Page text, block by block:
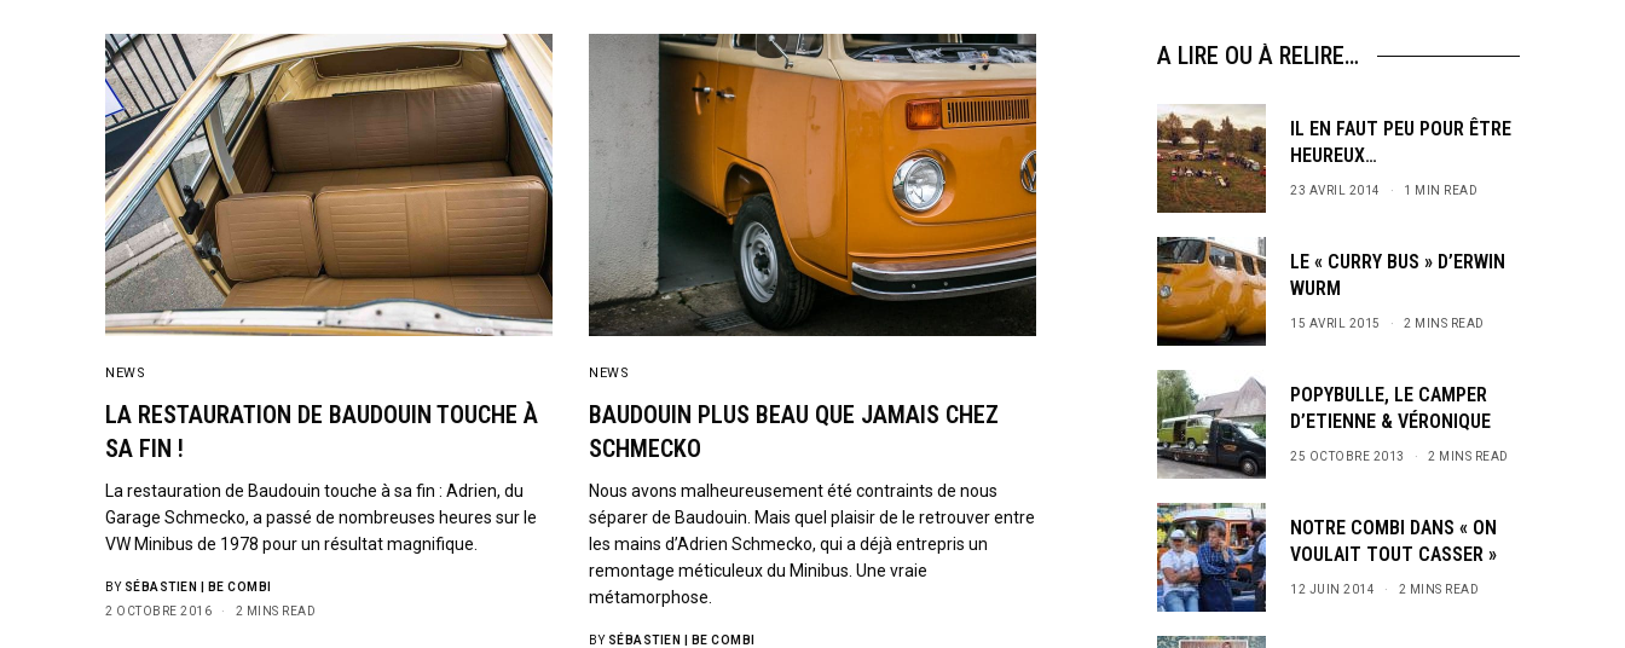
Sign Up to Our Newsletter
Get notified about exclusive offers every
week!
SIGN UP
I would like to receive news and special offers.
NEWS
LA RESTAURATION DE BAUDOUIN TOUCHE À
SA FIN !
La restauration de Baudouin touche à sa fin : Adrien, du
Garage Schmecko, a passé de nombreuses heures sur le
VW Minibus de 1978 pour un résultat magnifique.
BY SÉBASTIEN | BE COMBI
2 OCTOBRE 2016
2 MINS READ
NEWS
BAUDOUIN PLUS BEAU QUE JAMAIS CHEZ
SCHMECKO
Nous avons malheureusement été contraints de nous
séparer de Baudouin. Mais quel plaisir de le retrouver entre
les mains d’Adrien Schmecko, qui a déjà entrepris un
remontage méticuleux du Minibus. Une vraie
métamorphose.
BY SÉBASTIEN | BE COMBI
A LIRE OU À RELIRE…
IL EN FAUT PEU POUR ÊTRE
HEUREUX…
23 AVRIL 2014 1 MIN READ
LE « CURRY BUS » D’ERWIN
WURM
15 AVRIL 2015 2 MINS READ
POPYBULLE, LE CAMPER
D’ETIENNE & VÉRONIQUE
25 OCTOBRE 2013 2 MINS READ
NOTRE COMBI DANS « ON
VOULAIT TOUT CASSER »
12 JUIN 2014 2 MINS READ